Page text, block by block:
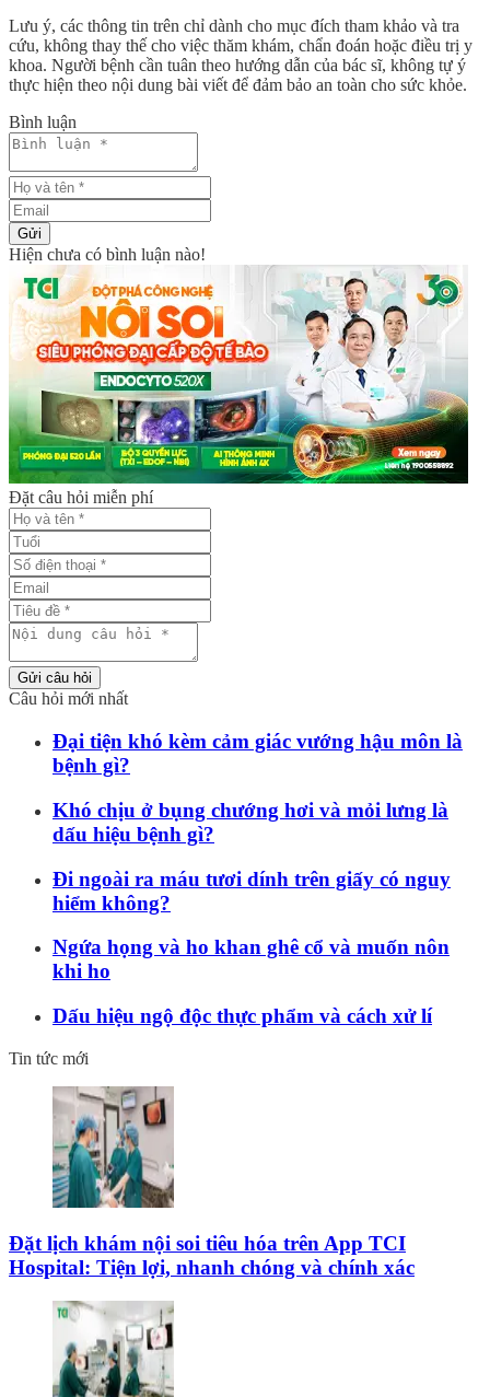
Lưu ý, các thông tin trên chỉ dành cho mục đích tham khảo và tra
cứu, không thay thế cho việc thăm khám, chẩn đoán hoặc điều trị y
khoa. Người bệnh cần tuân theo hướng dẫn của bác sĩ, không tự ý
thực hiện theo nội dung bài viết để đảm bảo an toàn cho sức khỏe.
Bình luận
Gửi
Hiện chưa có bình luận nào!
Đặt câu hỏi miễn phí
Gửi câu hỏi
Câu hỏi mới nhất
Đại tiện khó kèm cảm giác vướng hậu môn là
bệnh gì?
Khó chịu ở bụng chướng hơi và mỏi lưng là
dấu hiệu bệnh gì?
Đi ngoài ra máu tươi dính trên giấy có nguy
hiểm không?
Ngứa họng và ho khan ghê cổ và muốn nôn
khi ho
Dấu hiệu ngộ độc thực phẩm và cách xử lí
Tin tức mới
Đặt lịch khám nội soi tiêu hóa trên App TCI
Hospital: Tiện lợi, nhanh chóng và chính xác